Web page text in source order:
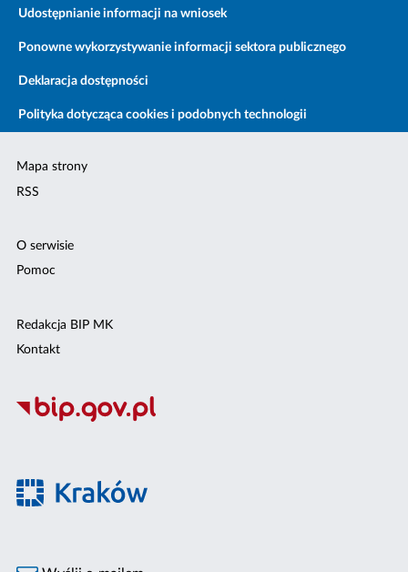
Udostępnianie informacji na wniosek
Ponowne wykorzystywanie informacji sektora publicznego
Deklaracja dostępności
Polityka dotycząca cookies i podobnych technologii
Mapa strony
RSS
O serwisie
Pomoc
Redakcja BIP MK
Kontakt